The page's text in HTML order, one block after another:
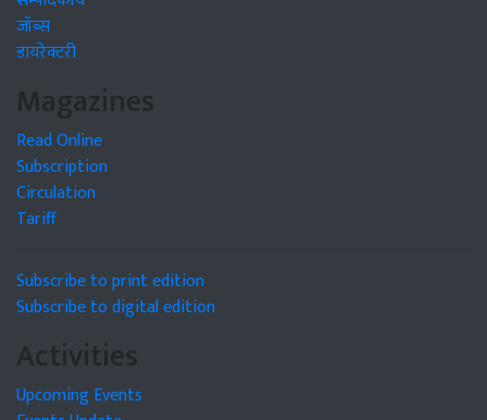
जॉब्स
डायरेक्टरी
Magazines
Read Online
Subscription
Circulation
Tariff
Subscribe to print edition
Subscribe to digital edition
Activities
Upcoming Events